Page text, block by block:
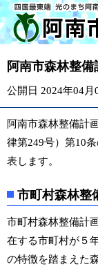
阿南市森林整
公開日 2024年04月
阿南市森林整備計
律第249号）第10
表します。
市町村森林整
市町村森林整備計
在する市町村が５
の特徴を踏まえた